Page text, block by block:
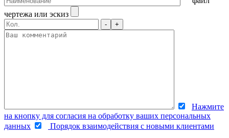
чертежа или эскиз
- +
Нажмите
на кнопку для согласия на обработку ваших персональных
данных
Порядок взаимодействия с новыми клиентами